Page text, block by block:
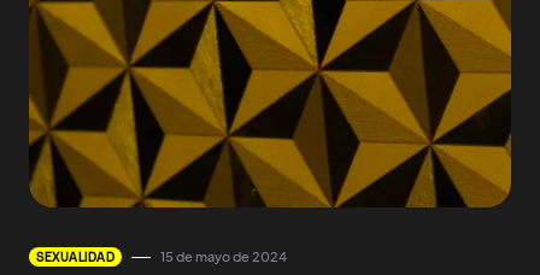
SEXUALIDAD 15 de mayo de 2024